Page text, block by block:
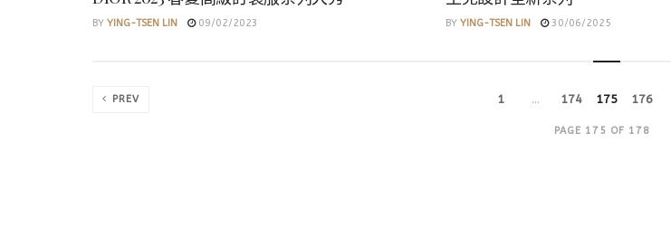
BY YING-TSEN LIN 09/02/2023 BY YING-TSEN LIN 30/06/2025
PAGE 175 OF 178
PREV 1 … 174 175 176